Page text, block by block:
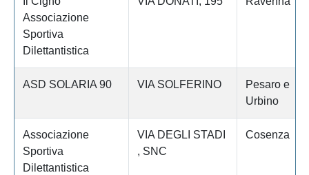
Associazione
Sportiva
Dilettantistica
ASD SOLARIA 90 VIA SOLFERINO
Pesaro e
Urbino
Associazione
Sportiva
Dilettantistica
VIA DEGLI STADI
, SNC
Cosenza